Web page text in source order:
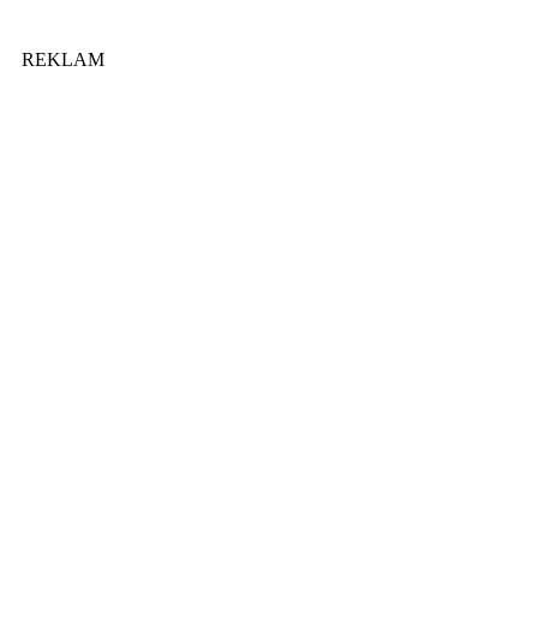
REKLAM